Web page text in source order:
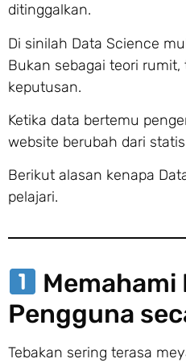
ditinggalkan.
Di sinilah Data Science
Bukan sebagai teori
keputusan.
Ketika data bertemu
website berubah dari
Berikut alasan kenapa
pelajari.
Memahami
Pengguna
Tebakan sering terasa